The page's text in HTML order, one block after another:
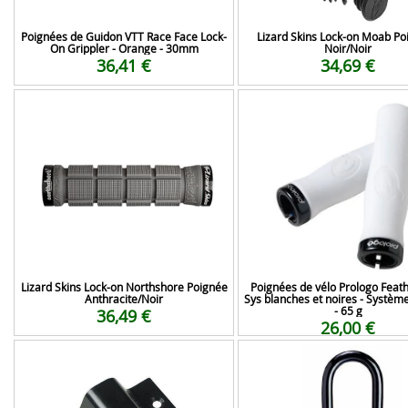
Poignées de Guidon VTT Race Face Lock-
On Grippler - Orange - 30mm
36,41 €
Lizard Skins Lock-on Moab
Noir/Noir
34,69 €
Lizard Skins Lock-on Northshore Poignée
Anthracite/Noir
36,49 €
Poignées de vélo Prologo
Sys blanches et noires -
- 65 g
26,00 €